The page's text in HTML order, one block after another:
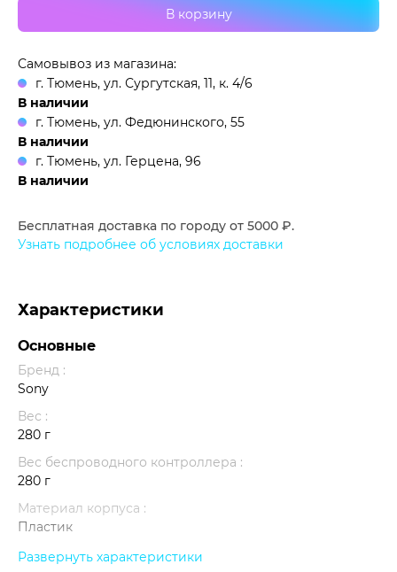
В корзину
Самовывоз из магазина:
г. Тюмень, ул. Сургутская, 11, к. 4/6
В наличии
г. Тюмень, ул. Федюнинского, 55
В наличии
г. Тюмень, ул. Герцена, 96
В наличии
Бесплатная доставка по городу от 5000 ₽.
Узнать подробнее об условиях доставки
Характеристики
Основные
Бренд :
Sony
Вес :
280 г
Вес беспроводного контроллера :
280 г
Материал корпуса :
Пластик
Совместимость :
Развернуть характеристики